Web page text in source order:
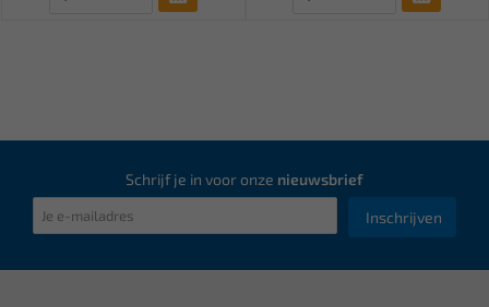
Schrijf je in voor onze nieuwsbrief
Inschrijven